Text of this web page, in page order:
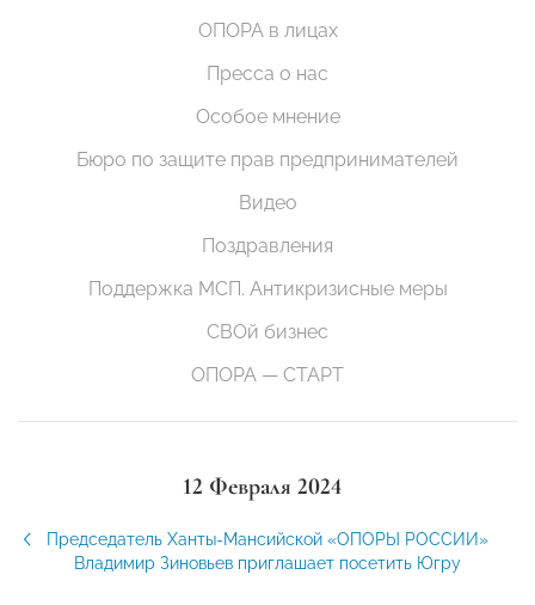
ОПОРА в лицах
Пресса о нас
Особое мнение
Бюро по защите прав предпринимателей
Видео
Поздравления
Поддержка МСП. Антикризисные меры
СВОй бизнес
ОПОРА — СТАРТ
12 Февраля 2024
Председатель Ханты-Мансийской «ОПОРЫ РОССИИ»
Владимир Зиновьев приглашает посетить Югру